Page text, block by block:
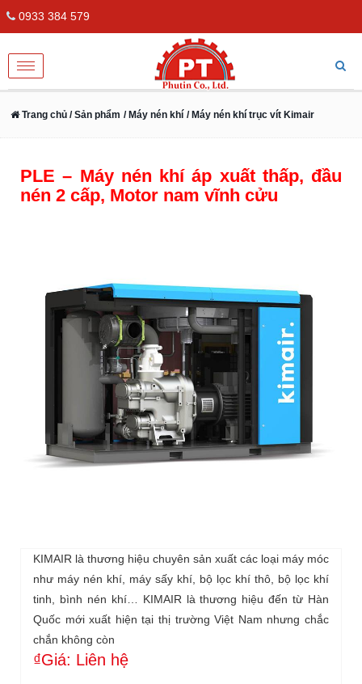
0933 384 579
Toggle
navigation
Trang chủ / Sản phẩm / Máy nén khí / Máy nén khí trục vít Kimair
PLE – Máy nén khí áp xuất thấp, đầu
nén 2 cấp, Motor nam vĩnh cửu
KIMAIR là thương hiệu chuyên sản xuất các loại máy móc
như máy nén khí, máy sấy khí, bộ lọc khí thô, bộ lọc khí
tinh, bình nén khí… KIMAIR là thương hiệu đến từ Hàn
Quốc mới xuất hiện tại thị trường Việt Nam nhưng chắc
chắn không còn
₫Giá: Liên hệ